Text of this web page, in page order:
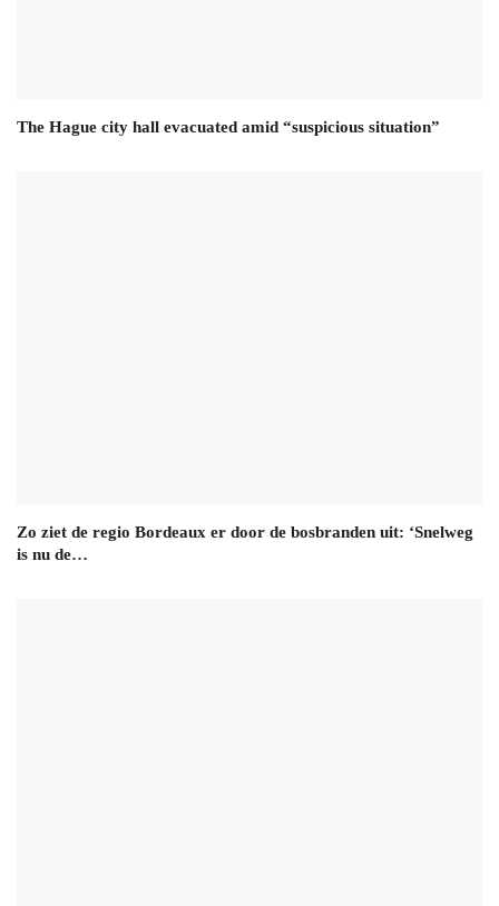
The Hague city hall evacuated amid “suspicious situation”
Zo ziet de regio Bordeaux er door de bosbranden uit: ‘Snelweg
is nu de…